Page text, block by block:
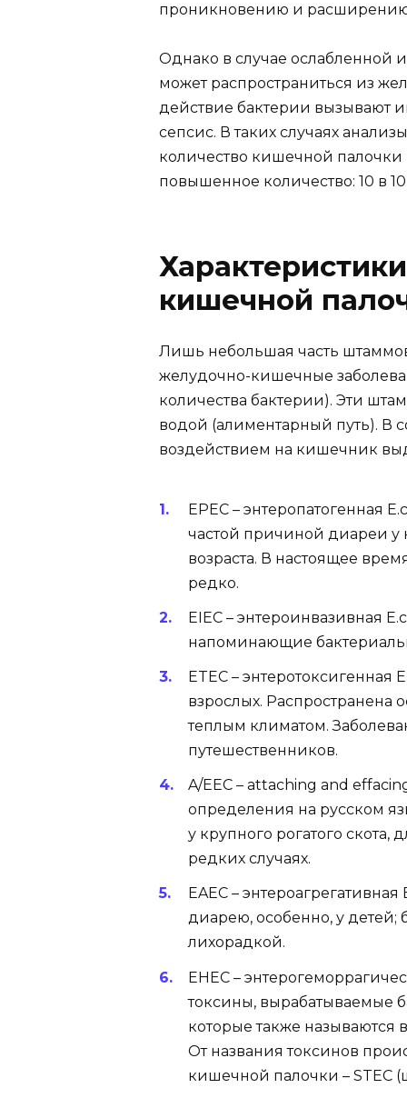
проникновению и расширению
Однако в случае ослабленной
может распространиться из
действие бактерии вызывают
сепсис. В таких случаях
количество кишечной палочки
повышенное количество: 10 в
кишечной
Лишь небольшая часть
желудочно-кишечные
количества бактерии). Эти
водой (алиментарный путь). В
воздействием на кишечник
ЕРЕС – энтеропатогенная
частой причиной диареи
возраста. В настоящее
редко.
EIEC – энтероинвазивная
напоминающие
ETEC –
взрослых. Распространена
теплым климатом.
путешественников.
A/EEC – attaching and
определения на русском
у крупного рогатого скота,
редких случаях.
EAEC –
диарею, особенно, у детей;
лихорадкой.
EHEC –
токсины, вырабатываемые
которые также называются
От названия токсинов
кишечной палочки – STEC